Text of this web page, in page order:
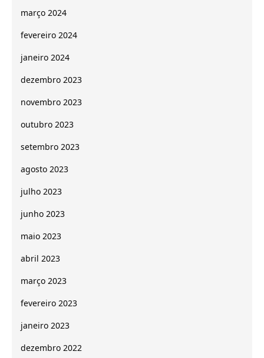
março 2024
fevereiro 2024
janeiro 2024
dezembro 2023
novembro 2023
outubro 2023
setembro 2023
agosto 2023
julho 2023
junho 2023
maio 2023
abril 2023
março 2023
fevereiro 2023
janeiro 2023
dezembro 2022